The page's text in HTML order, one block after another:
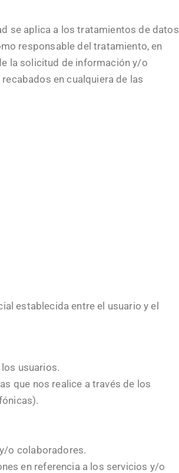
se aplica a los tratamientos de datos
responsable del tratamiento, en
la solicitud de información y/o
en cualquiera de las
establecida entre el usuario y el
usuarios.
que nos realice a través de los
o colaboradores.
en referencia a los servicios y/o